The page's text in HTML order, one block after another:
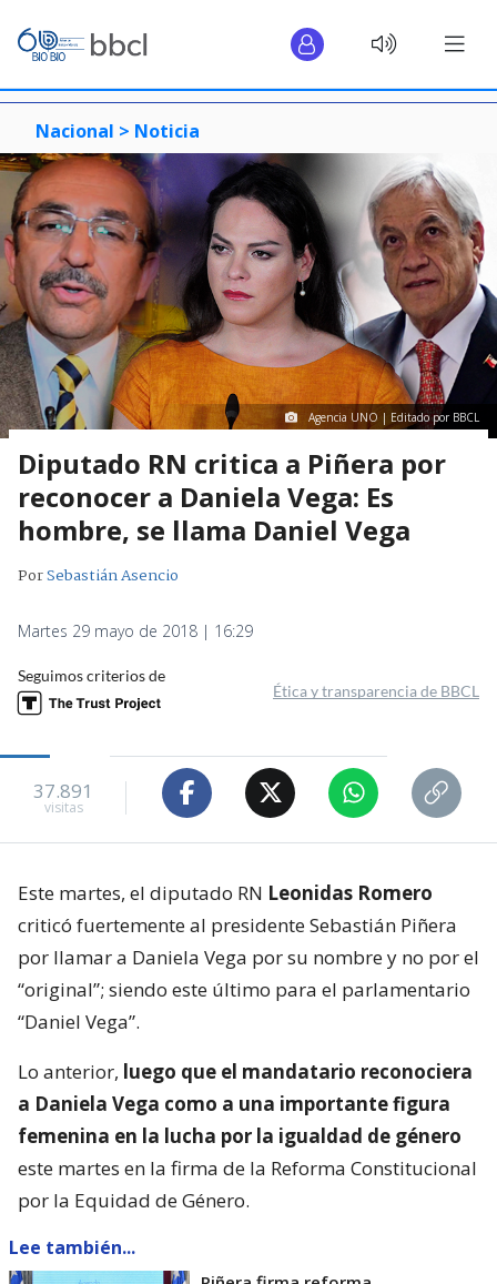
Nacional > Noticia
Agencia UNO | Editado por BBCL
Diputado RN critica a Piñera por
reconocer a Daniela Vega: Es
hombre, se llama Daniel Vega
PorSebastián Asencio
Martes 29 mayo de 2018 | 16:29
Seguimos criterios de
Ética y transparencia de BBCL
37.891
visitas
Este martes, el diputado RN Leonidas Romero
criticó fuertemente al presidente Sebastián Piñera
por llamar a Daniela Vega por su nombre y no por el
“original”; siendo este último para el parlamentario
“Daniel Vega”.
Lo anterior, luego que el mandatario reconociera
a Daniela Vega como a una importante figura
femenina en la lucha por la igualdad de género
este martes en la firma de la Reforma Constitucional
por la Equidad de Género.
Lee también...